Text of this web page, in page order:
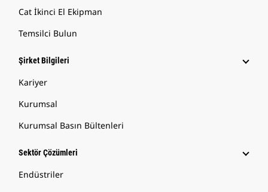
Cat İkinci El Ekipman
Temsilci Bulun
Şirket Bilgileri
Kariyer
Kurumsal
Kurumsal Basın Bültenleri
Sektör Çözümleri
Endüstriler